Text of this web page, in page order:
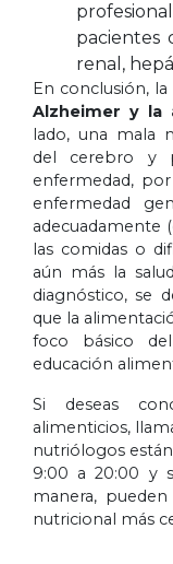
pacientes
renal,
En conclusión, la
Alzheimer y la
lado, una mala
del cerebro y
enfermedad,
enfermedad
adecuadamente
las comidas o
aún más la
diagnóstico, se
que la
foco básico
educación
Si deseas
alimenticios,
nutriólogos
9:00 a 20:00 y
manera,
nutricional más